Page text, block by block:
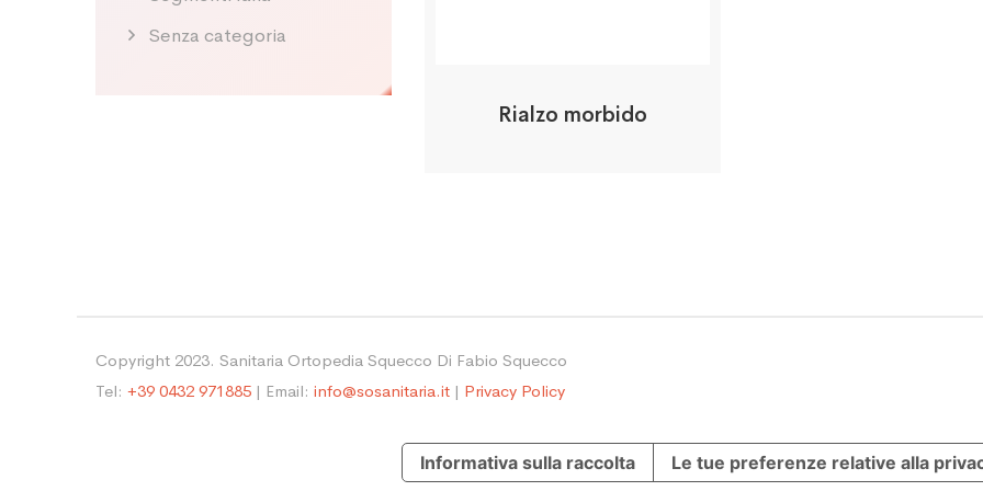
Senza categoria
Rialzo morbido
Copyright 2023. Sanitaria Ortopedia Squecco Di Fabio Squecco
Tel: +39 0432 971885 | Email: info@sosanitaria.it | Privacy Policy
Informativa sulla raccolta Le tue preferenze relative alla